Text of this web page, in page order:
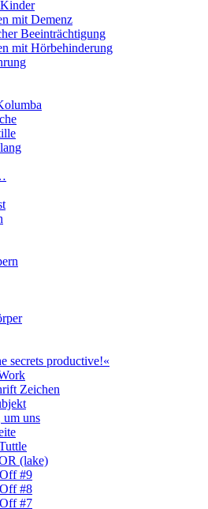
mit Demenz
Beeinträchtigung
mit Hörbehinderung
secrets productive!«
Zeichen
um uns
(lake)
#9
#8
#7